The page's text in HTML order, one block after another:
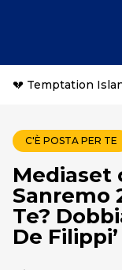
💔 Temptation
C'È POSTA PER TE
Mediaset
Sanremo
Te?
De Filippi’